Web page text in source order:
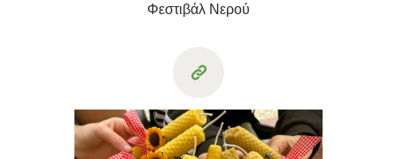
ΕΠΙΚΟΙΝΩΝΊΑΦεστιβάλ Νερού